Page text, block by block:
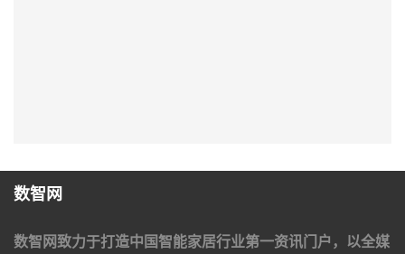
数智网
数智网致力于打造中国智能家居行业第一资讯门户，以全媒